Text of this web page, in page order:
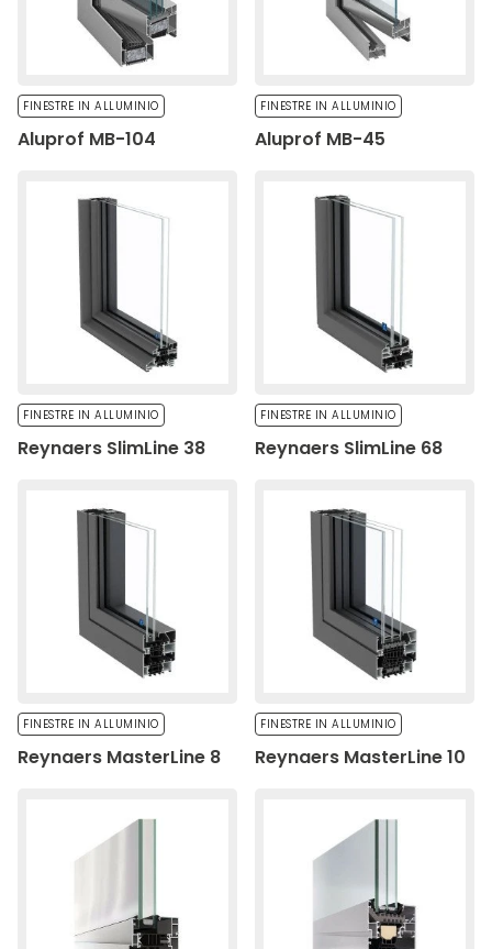
FINESTRE IN ALLUMINIO
Aluprof MB-104
FINESTRE IN ALLUMINIO
Aluprof MB-45
FINESTRE IN ALLUMINIO
Reynaers SlimLine 38
FINESTRE IN ALLUMINIO
Reynaers SlimLine 68
FINESTRE IN ALLUMINIO
Reynaers MasterLine 8
FINESTRE IN ALLUMINIO
Reynaers MasterLine 10